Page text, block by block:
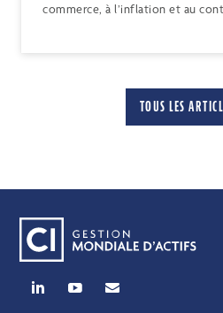
commerce, à l’inflation et au
TOUS LES